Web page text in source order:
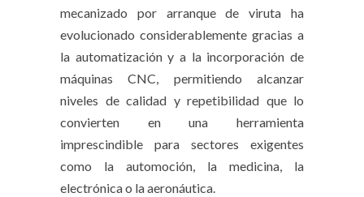
mecanizado por arranque de viruta ha
evolucionado considerablemente gracias a
la automatización y a la incorporación de
máquinas CNC, permitiendo alcanzar
niveles de calidad y repetibilidad que lo
convierten en una herramienta
imprescindible para sectores exigentes
como la automoción, la medicina, la
electrónica o la aeronáutica.